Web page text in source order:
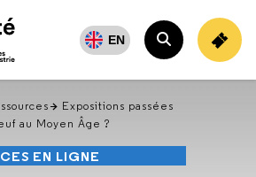
EN
Rechercher
Expositions passées
au Moyen Âge ?
EN LIGNE